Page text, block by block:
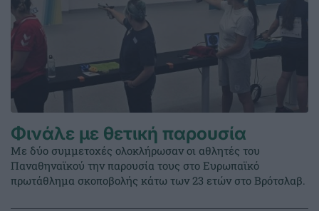
Φινάλε με θετική παρουσία
Με δύο συμμετοχές ολοκλήρωσαν οι αθλητές του
Παναθηναϊκού την παρουσία τους στο Ευρωπαϊκό
πρωτάθλημα σκοποβολής κάτω των 23 ετών στο Βρότσλαβ.